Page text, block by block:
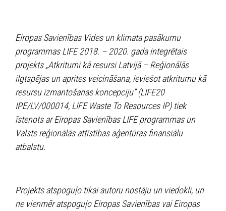
Eiropas Savienības Vides un klimata pasākumu
programmas LIFE 2018. – 2020. gada integrētais
projekts „Atkritumi kā resursi Latvijā – Reģionālās
ilgtspējas un aprites veicināšana, ieviešot atkritumu kā
resursu izmantošanas koncepciju” (LIFE20
IPE/LV/000014, LIFE Waste To Resources IP) tiek
īstenots ar Eiropas Savienības LIFE programmas un
Valsts reģionālās attīstības aģentūras finansiālu
atbalstu.
Projekts atspoguļo tikai autoru nostāju un viedokli, un
ne vienmēr atspoguļo Eiropas Savienības vai Eiropas